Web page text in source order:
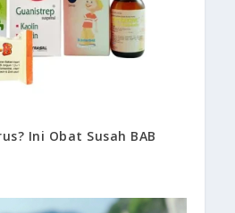
Ini Obat Susah BAB